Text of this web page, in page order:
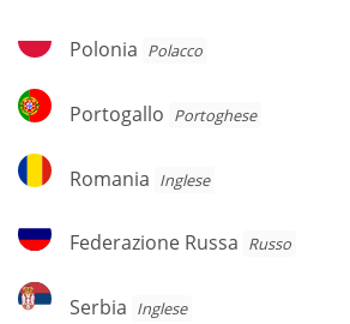
Polonia
Polonia Polacco
Portogallo
Portogallo Portoghese
Romania
Romania Inglese
Federazione
Russa
Federazione Russa Russo
Serbia
Serbia Inglese